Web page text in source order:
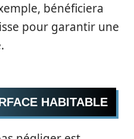
bénéficiera
pour garantir une
HABITABLE